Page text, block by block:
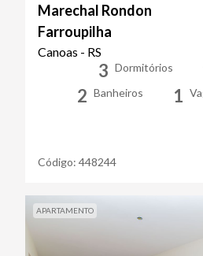
Marechal Rondon
Farroupilha
Canoas - RS
3 Dormitórios
2 Banheiros 1
Código: 448244
APARTAMENTO